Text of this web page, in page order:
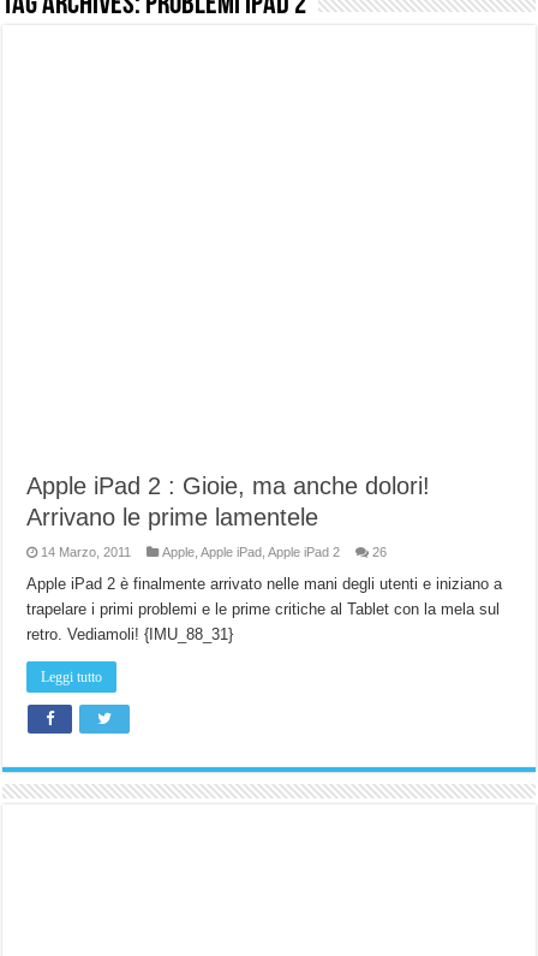
Apple iPad 2 : Gioie, ma anche dolori!
Arrivano le prime lamentele
14 Marzo, 2011 Apple ,Apple iPad ,Apple iPad 2 26
Apple iPad 2 è finalmente arrivato nelle mani degli utenti e iniziano a
trapelare i primi problemi e le prime critiche al Tablet con la mela sul
retro. Vediamoli! {IMU_88_31}
Leggi tutto